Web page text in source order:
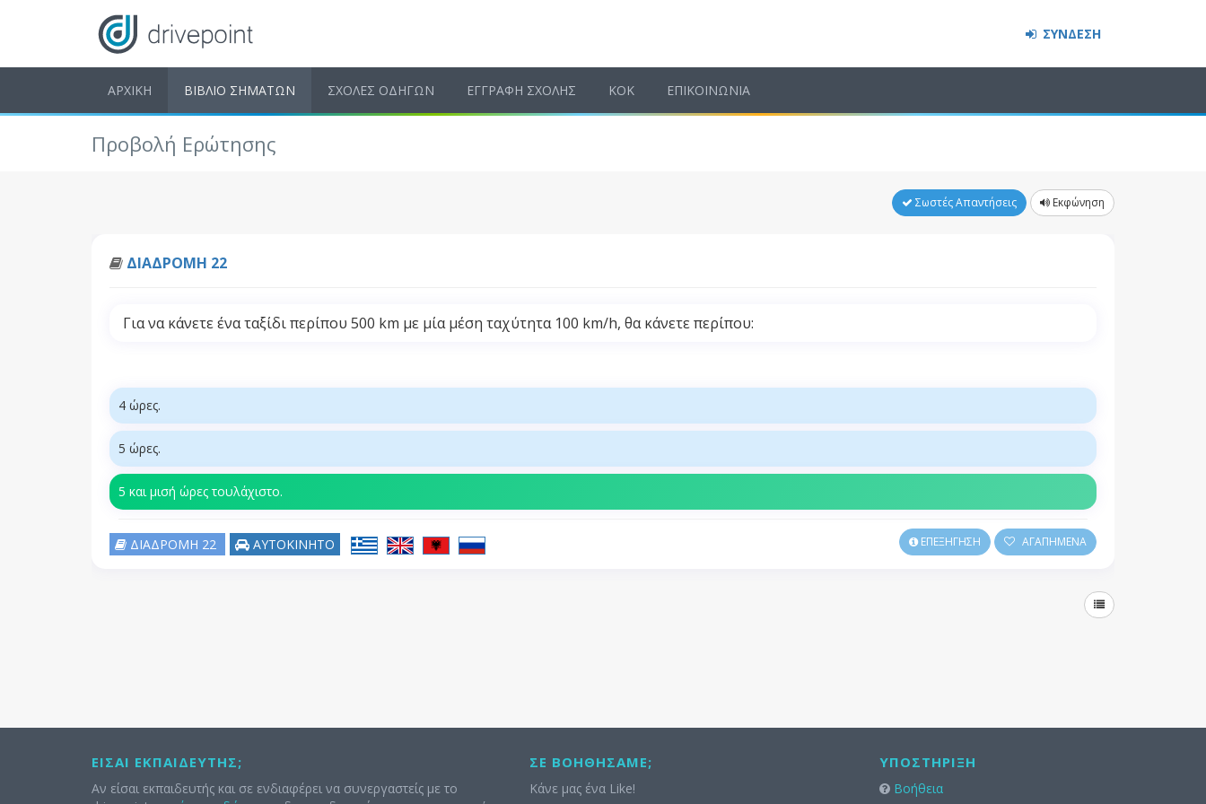
ΣΥΝΔΕΣΗ
ΑΡΧΙΚΗ ΒΙΒΛΙΟ ΣΗΜΑΤΩΝ ΣΧΟΛΕΣ ΟΔΗΓΩΝ ΕΓΓΡΑΦΗ ΣΧΟΛΗΣ ΚΟΚ ΕΠΙΚΟΙΝΩΝΙΑ
Προβολή Ερώτησης
Σωστές Απαντήσεις Εκφώνηση
ΔΙΑΔΡΟΜΗ 22
Για να κάνετε ένα ταξίδι περίπου 500 km με μία μέση ταχύτητα 100 km/h, θα κάνετε περίπου:
4 ώρες.
5 ώρες.
5 και μισή ώρες τουλάχιστο.
ΔΙΑΔΡΟΜΗ 22 ΑΥΤΟΚΙΝΗΤΟ ΕΠΕΞΗΓΗΣΗ ΑΓΑΠΗΜΕΝΑ
ΕΊΣΑΙ ΕΚΠΑΙΔΕΥΤΉΣ;
Αν είσαι εκπαιδευτής και σε ενδιαφέρει να συνεργαστείς με το
ΣΕ ΒΟΗΘΉΣΑΜΕ;
Κάνε μας ένα Like!
ΥΠΟΣΤΉΡΙΞΗ
Βοήθεια